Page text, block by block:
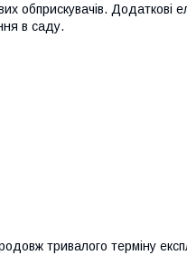
обприскувачів. Додаткові
в саду.
тривалого терміну